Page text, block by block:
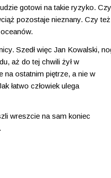
gotowi na takie ryzyko.
pozostaje nieznany. Czy też
Szedł więc Jan Kowalski,
aż do tej chwili żył w
na ostatnim piętrze, a nie w
łatwo człowiek ulega
wreszcie na sam koniec